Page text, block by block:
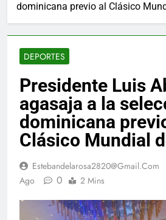
dominicana previo al Clásico
DEPORTES
Presidente Luis
agasaja a la
dominicana
Clásico Mundial
Estebandelarosa2820@gmail.com
Ago
0 2 Mins